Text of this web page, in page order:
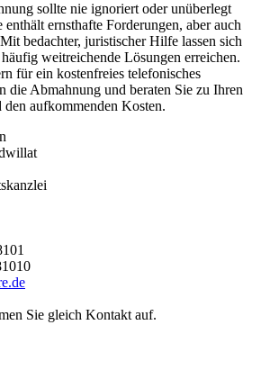
sollte nie ignoriert oder unüberlegt
ernsthafte Forderungen, aber auch
bedachter, juristischer Hilfe lassen sich
weitreichende Lösungen erreichen.
für ein kostenfreies telefonisches
die Abmahnung und beraten Sie zu Ihren
aufkommenden Kosten.
Sie gleich Kontakt auf.